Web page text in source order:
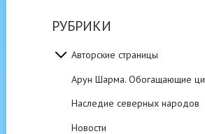
РУБРИКИ
Авторские страницы
Арун Шарма. Обогащающие
Наследие северных народов
Новости